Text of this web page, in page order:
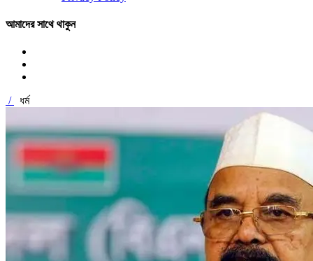
আমাদের সাথে থাকুন
/ ধর্ম